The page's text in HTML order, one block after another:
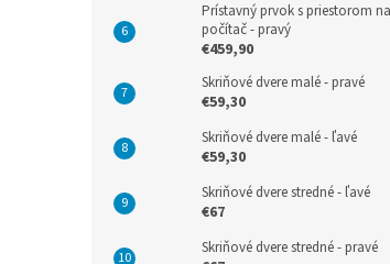
Prístavný prvok s priestorom na
počítač - pravý
€459,90
Skriňové dvere malé - pravé
€59,30
Skriňové dvere malé - ľavé
€59,30
Skriňové dvere stredné - ľavé
€67
Skriňové dvere stredné - pravé